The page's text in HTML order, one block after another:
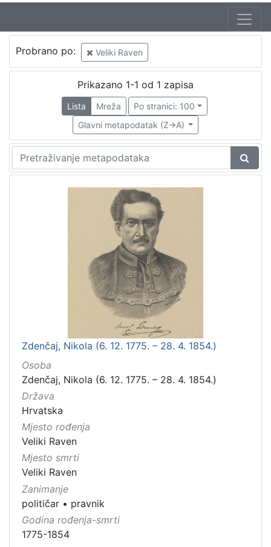
Probrano po: Veliki Raven
Prikazano 1-1 od 1 zapisa
Lista Mreža
Po stranici: 100
Glavni metapodatak (Z->A)
Zdenčaj, Nikola (6. 12. 1775. – 28. 4. 1854.)
Osoba
Zdenčaj, Nikola (6. 12. 1775. – 28. 4. 1854.)
Država
Hrvatska
Mjesto rođenja
Veliki Raven
Mjesto smrti
Veliki Raven
Zanimanje
političar • pravnik
Godina rođenja-smrti
1775-1854